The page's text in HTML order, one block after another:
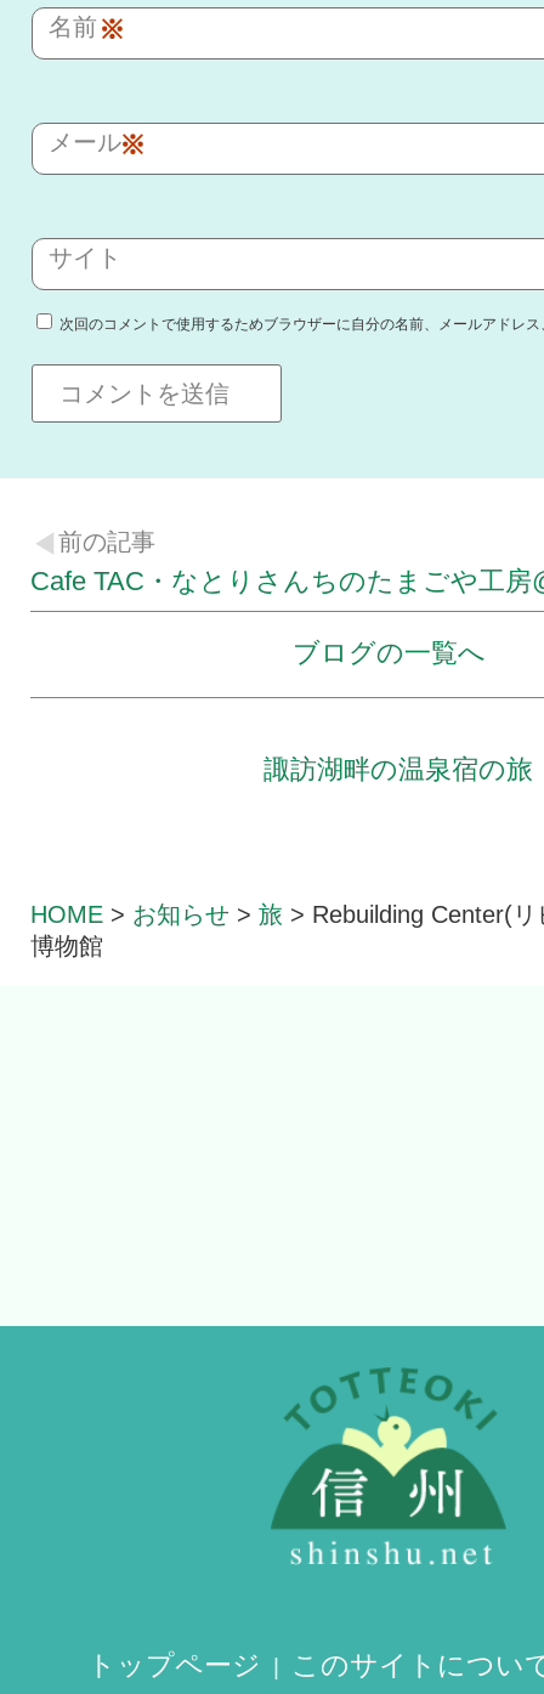
名前 ※
メール※
サイト
次回のコメントで使用するためブラウザーに自分の名前、メールアドレ
前の記事
Cafe TAC・なとりさんちのたまごや工房
ブログの一覧へ
諏訪湖畔の温泉宿の旅
HOME > お知らせ >旅 > Rebuilding Center(
博物館
トップページ
このサイトについ